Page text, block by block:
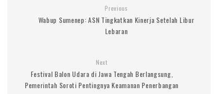
Previous
Wabup Sumenep: ASN Tingkatkan Kinerja Setelah Libur
Lebaran
Next
Festival Balon Udara di Jawa Tengah Berlangsung,
Pemerintah Soroti Pentingnya Keamanan Penerbangan